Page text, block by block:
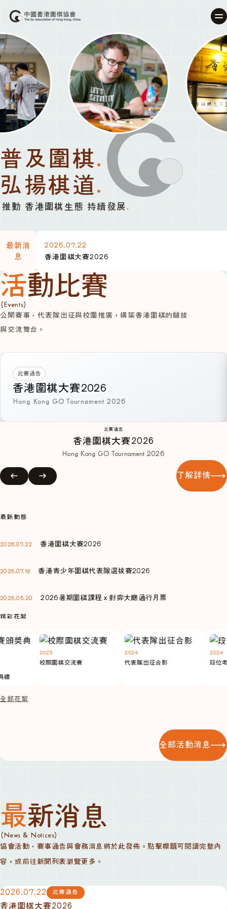
普及圍棋.
弘揚棋道.
推動 香港圍棋生態 持續發展 .
最新消
息
2026.07.22
香港圍棋大賽2026
活動比賽
(Events)
公開賽事、代表隊出征與校園推廣，構築香港圍棋的競技
與交流舞台。
比賽通告
香港圍棋大賽2026
Hong Kong GO Tournament 2026
比賽通告
香港圍棋大賽2026
Hong Kong GO Tournament 2026
了解詳情
最新動態
2026.07.22 香港圍棋大賽2026
2026.07.19 香港青少年圍棋代表隊選拔賽2026
2026.05.20 2026暑期圍棋課程ｘ對弈大廳通行月票
精彩花絮
2025
校際圍棋交流賽
2024
代表隊出征合影
2024
段位考
全部花絮
全部活動消息
最新消息
(News & Notices)
協會活動、賽事通告與會務消息將於此發佈。點擊標題可閱讀完整內
容，或前往新聞列表瀏覽更多。
2026.07.22 比賽通告
香港圍棋大賽2026